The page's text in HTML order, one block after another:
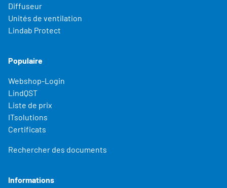
Diffuseur
Unités de ventilation
Lindab Protect
Populaire
Webshop-Login
LindQST
Liste de prix
ITsolutions
Certificats
Rechercher des documents
Informations